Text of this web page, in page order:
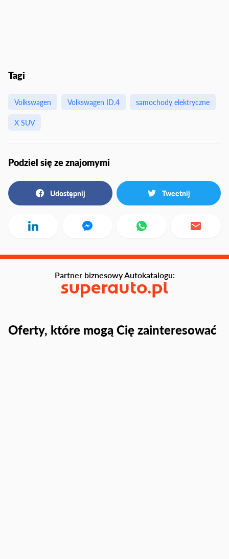
Tagi
Volkswagen Volkswagen ID.4
samochody elektryczne
X SUV
Podziel się ze znajomymi
Udostępnij Tweetnij
Oferty, które mogą Cię zainteresować
Partner biznesowy Autokatalogu: